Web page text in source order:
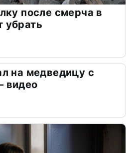
после смерча в
на медведицу с
видео